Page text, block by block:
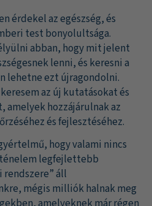
érdekel az egészség, és
test bonyolultsága.
abban, hogy mit jelent
lenni, és keresni a
lehetne ezt újragondolni.
az új kutatásokat és
amelyek hozzájárulnak az
és fejlesztéséhez.
hogy valami nincs
legfejlettebb
rendszere” áll
mégis milliók halnak meg